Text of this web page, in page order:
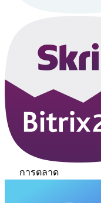
การตลาด